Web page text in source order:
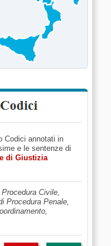
Codici annotati in
e le sentenze di
di Giustizia
Civile,
Procedura Penale,